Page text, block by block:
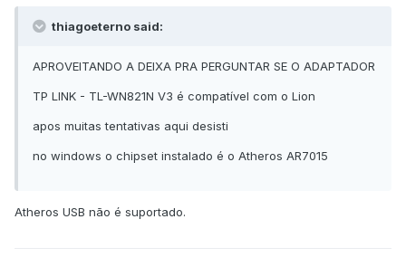
thiagoeterno said:
APROVEITANDO A DEIXA PRA PERGUNTAR SE O ADAPTADOR
TP LINK - TL-WN821N V3 é compatível com o Lion
apos muitas tentativas aqui desisti
no windows o chipset instalado é o Atheros AR7015
Atheros USB não é suportado.